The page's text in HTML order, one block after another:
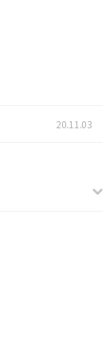
20.11.03